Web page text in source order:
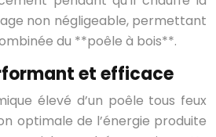
non négligeable, permettant
du **poêle à bois**.
et efficace
élevé d’un poêle tous feux
optimale de l’énergie produite